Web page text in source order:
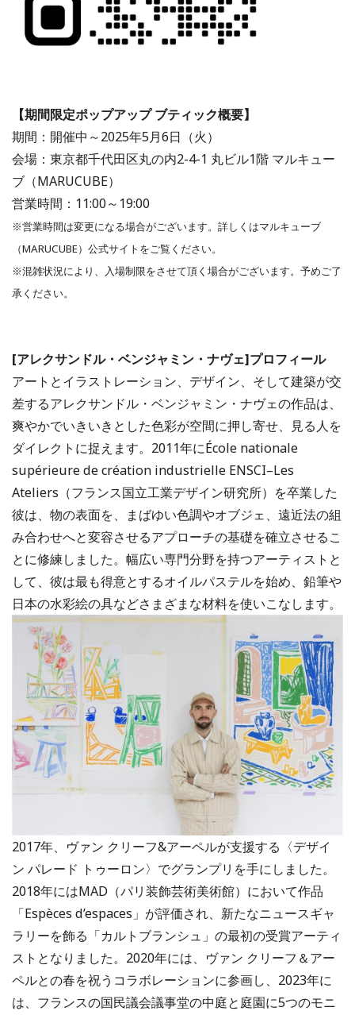
【期間限定ポップアップ ブティック概要】
期間：開催中～2025年5月6日（火）
会場：東京都千代田区丸の内2-4-1 丸ビル1階 マルキュー
ブ（MARUCUBE）
営業時間：11:00～19:00
※営業時間は変更になる場合がございます。詳しくはマルキューブ
（MARUCUBE）公式サイトをご覧ください。
※混雑状況により、入場制限をさせて頂く場合がございます。予めご了
承ください。
[アレクサンドル・ベンジャミン・ナヴェ]プロフィール
アートとイラストレーション、デザイン、そして建築が交
差するアレクサンドル・ベンジャミン・ナヴェの作品は、
爽やかでいきいきとした色彩が空間に押し寄せ、見る人を
ダイレクトに捉えます。2011年にÉcole nationale
supérieure de création industrielle ENSCI–Les
Ateliers（フランス国立工業デザイン研究所）を卒業した
彼は、物の表面を、まばゆい色調やオブジェ、遠近法の組
み合わせへと変容させるアプローチの基礎を確立させるこ
とに修練しました。幅広い専門分野を持つアーティストと
して、彼は最も得意とするオイルパステルを始め、鉛筆や
日本の水彩絵の具などさまざまな材料を使いこなします。
2017年、ヴァン クリーフ&アーペルが支援する〈デザイ
ン パレード トゥーロン〉でグランプリを手にしました。
2018年にはMAD（パリ装飾芸術美術館）において作品
「Espèces d’espaces」が評価され、新たなニュースギャ
ラリーを飾る「カルトブランシュ」の最初の受賞アーティ
ストとなりました。2020年には、ヴァン クリーフ＆アー
ペルとの春を祝うコラボレーションに参画し、2023年に
は、フランスの国民議会議事堂の中庭と庭園に5つのモニ